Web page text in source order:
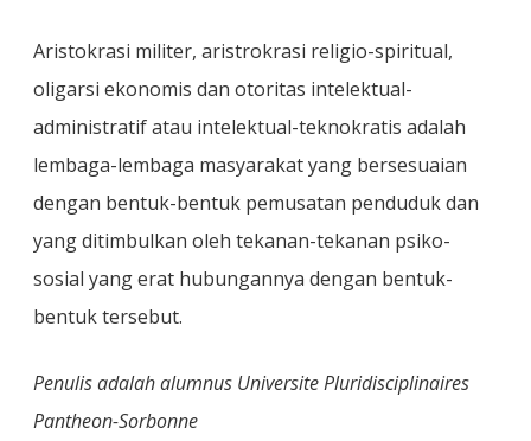
Aristokrasi militer, aristrokrasi religio-spiritual,
oligarsi ekonomis dan otoritas intelektual-
administratif atau intelektual-teknokratis adalah
lembaga-lembaga masyarakat yang bersesuaian
dengan bentuk-bentuk pemusatan penduduk dan
yang ditimbulkan oleh tekanan-tekanan psiko-
sosial yang erat hubungannya dengan bentuk-
bentuk tersebut.
Penulis adalah alumnus Universite Pluridisciplinaires
Pantheon-Sorbonne